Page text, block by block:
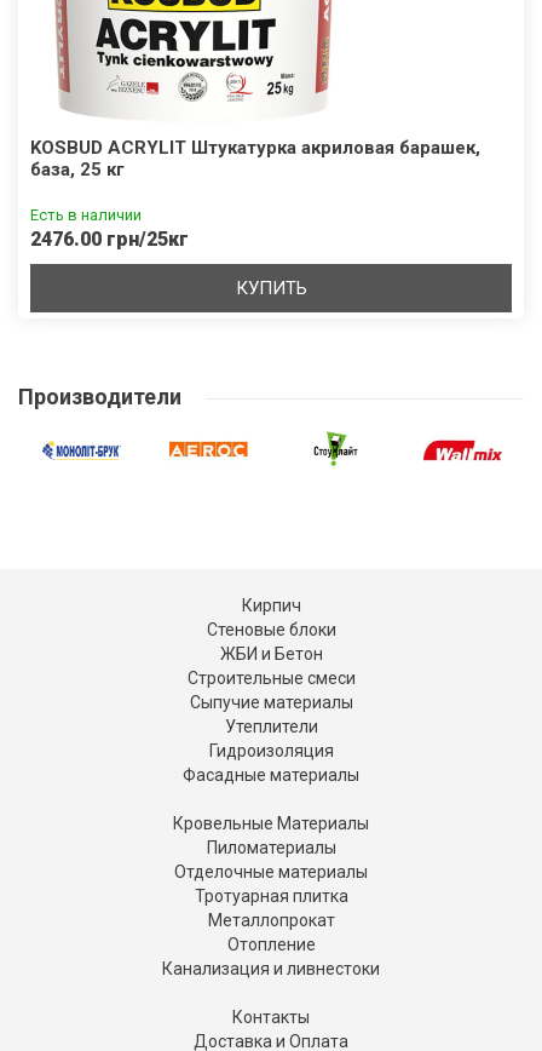
KOSBUD ACRYLIT Штукатурка акриловая барашек,
база, 25 кг
Есть в наличии
2476.00 грн/25кг
КУПИТЬ
Производители
Кирпич
Стеновые блоки
ЖБИ и Бетон
Строительные смеси
Сыпучие материалы
Утеплители
Гидроизоляция
Фасадные материалы
Кровельные Материалы
Пиломатериалы
Отделочные материалы
Тротуарная плитка
Металлопрокат
Отопление
Канализация и ливнестоки
Контакты
Доставка и Оплата